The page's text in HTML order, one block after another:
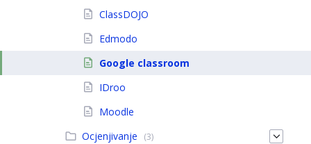
ClassDOJO
Edmodo
Google classroom
IDroo
Moodle
Ocjenjivanje
(3)